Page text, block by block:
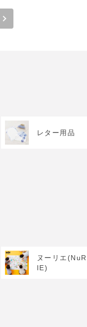
レター用品
ヌーリエ(NuR
IE)